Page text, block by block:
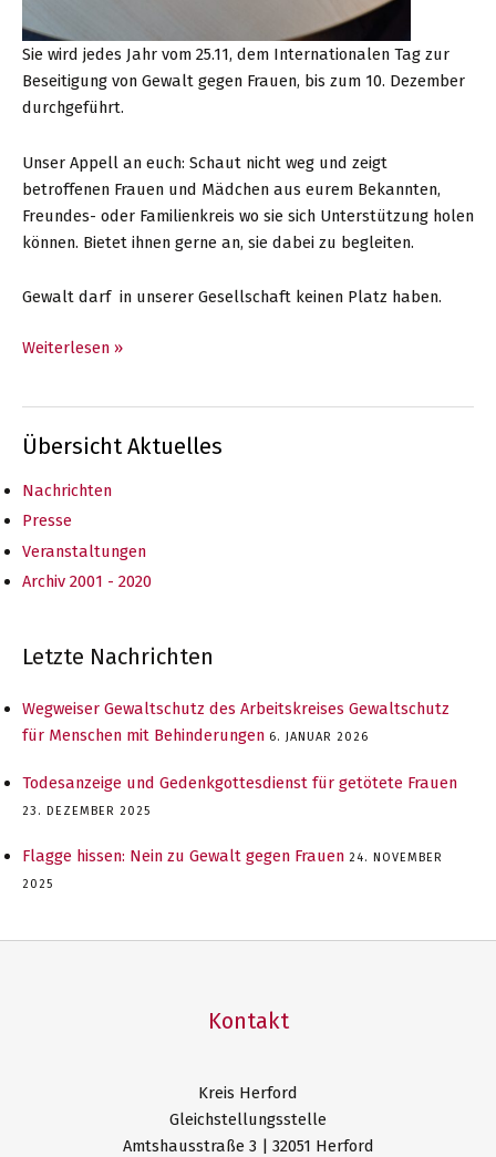
Sie wird jedes Jahr vom 25.11, dem Internationalen Tag zur
Beseitigung von Gewalt gegen Frauen, bis zum 10. Dezember
durchgeführt.
Unser Appell an euch: Schaut nicht weg und zeigt
betroffenen Frauen und Mädchen aus eurem Bekannten,
Freundes- oder Familienkreis wo sie sich Unterstützung holen
können. Bietet ihnen gerne an, sie dabei zu begleiten.
Gewalt darf in unserer Gesellschaft keinen Platz haben.
Orangene
Kreis
Herford
#orangetheworld
Weiterlesen »
Übersicht Aktuelles
Nachrichten
Presse
Veranstaltungen
Archiv 2001 - 2020
Letzte Nachrichten
Wegweiser Gewaltschutz des Arbeitskreises Gewaltschutz
für Menschen mit Behinderungen 6. JANUAR 2026
Todesanzeige und Gedenkgottesdienst für getötete Frauen
23. DEZEMBER 2025
Flagge hissen: Nein zu Gewalt gegen Frauen 24. NOVEMBER
2025
Kontakt
Kreis Herford
Gleichstellungsstelle
Amtshausstraße 3 | 32051 Herford